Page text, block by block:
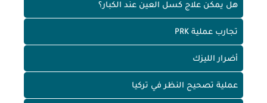
هل يمكن علاج كسل العين عند الكبار؟
تجارب عملية PRK
أضرار الليزك
عملية تصحيح النظر في تركيا